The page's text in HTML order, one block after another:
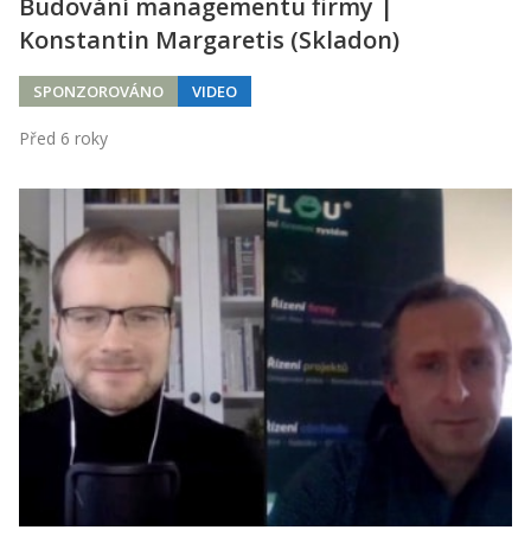
Budování managementu firmy |
Konstantin Margaretis (Skladon)
SPONZOROVÁNO VIDEO
Před 6 roky